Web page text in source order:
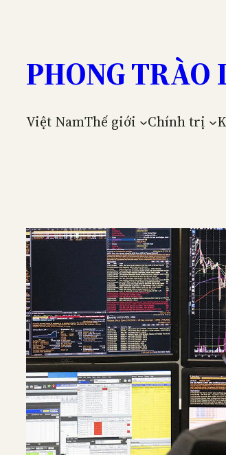
PHONG TRÀO
Việt NamThế giới Chính trị